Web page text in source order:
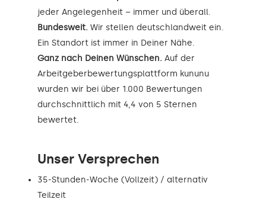
jeder Angelegenheit – immer und überall.
Bundesweit. Wir stellen deutschlandweit ein.
Ein Standort ist immer in Deiner Nähe.
Ganz nach Deinen Wünschen. Auf der
Arbeitgeberbewertungsplattform kununu
wurden wir bei über 1.000 Bewertungen
durchschnittlich mit 4,4 von 5 Sternen
bewertet.
Unser Versprechen
35-Stunden-Woche (Vollzeit) / alternativ
Teilzeit